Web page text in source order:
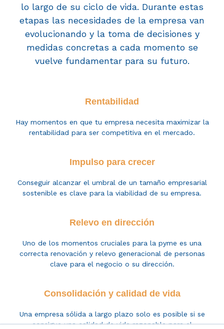
lo largo de su ciclo de vida. Durante estas
etapas las necesidades de la empresa van
evolucionando y la toma de decisiones y
medidas concretas a cada momento se
vuelve fundamentar para su futuro.
Rentabilidad
Hay momentos en que tu empresa necesita maximizar la
rentabilidad para ser competitiva en el mercado.
Impulso para crecer
Conseguir alcanzar el umbral de un tamaño empresarial
sostenible es clave para la viabilidad de su empresa.
Relevo en dirección
Uno de los momentos cruciales para la pyme es una
correcta renovación y relevo generacional de personas
clave para el negocio o su dirección.
Consolidación y calidad de vida
Una empresa sólida a largo plazo solo es posible si se
consigue una calidad de vida razonable para el